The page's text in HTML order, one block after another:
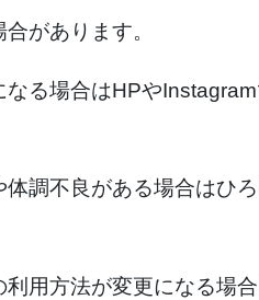
があります。
る場合はHPや
調不良がある場合はひ
用方法が変更になる場